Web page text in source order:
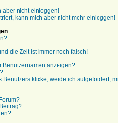
aber nicht einloggen!
kann mich aber nicht mehr einloggen!
die Zeit ist immer noch falsch!
Benutzernamen anzeigen?
Benutzers klicke, werde ich aufgefordert,